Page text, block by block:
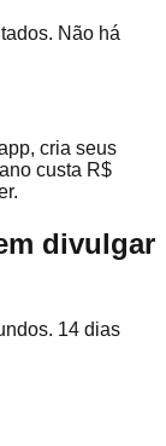
Não há
cria seus
custa R$
divulgar
14 dias